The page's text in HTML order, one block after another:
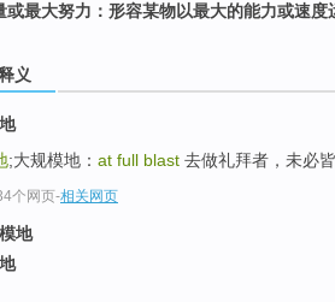
或最大努力：形容某物以最大的能力或速度
义
;大规模地： at full blast 去做礼拜者，未必
个网页-相关网页
地